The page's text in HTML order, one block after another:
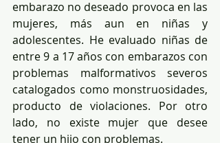
embarazo no deseado provoca en las
mujeres, más aun en niñas y
adolescentes. He evaluado niñas de
entre 9 a 17 años con embarazos con
problemas malformativos severos
catalogados como monstruosidades,
producto de violaciones. Por otro
lado, no existe mujer que desee
tener un hijo con problemas.